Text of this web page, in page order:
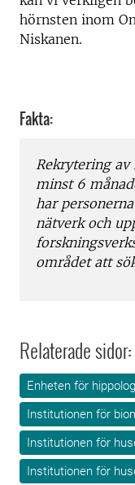
hörnsten inom
Niskanen.
Fakta:
Rekrytering
minst 6
har
nätverk och
området att
Relaterade sidor:
Enheten för
Institutionen för
Institutionen för
Institutionen för